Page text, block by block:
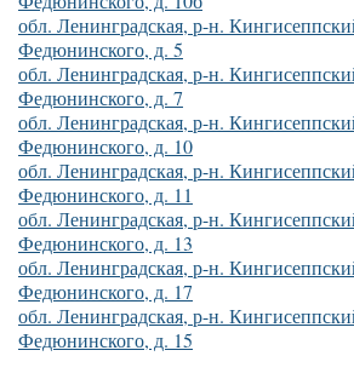
обл. Ленинградская, р-н.
Федюнинского, д. 5
обл. Ленинградская, р-н.
Федюнинского, д. 7
обл. Ленинградская, р-н.
Федюнинского, д. 10
обл. Ленинградская, р-н.
Федюнинского, д. 11
обл. Ленинградская, р-н.
Федюнинского, д. 13
обл. Ленинградская, р-н.
Федюнинского, д. 17
обл. Ленинградская, р-н.
Федюнинского, д. 15